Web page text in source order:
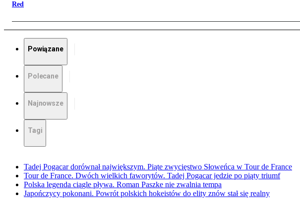
Red
Powiązane
Polecane
Najnowsze
Tagi
Tadej Pogacar dorównał największym. Piąte zwycięstwo Słoweńca w Tour de France
Tour de France. Dwóch wielkich faworytów. Tadej Pogacar jedzie po piąty triumf
Polska legenda ciągle pływa. Roman Paszke nie zwalnia tempa
Japończycy pokonani. Powrót polskich hokeistów do elity znów stał się realny